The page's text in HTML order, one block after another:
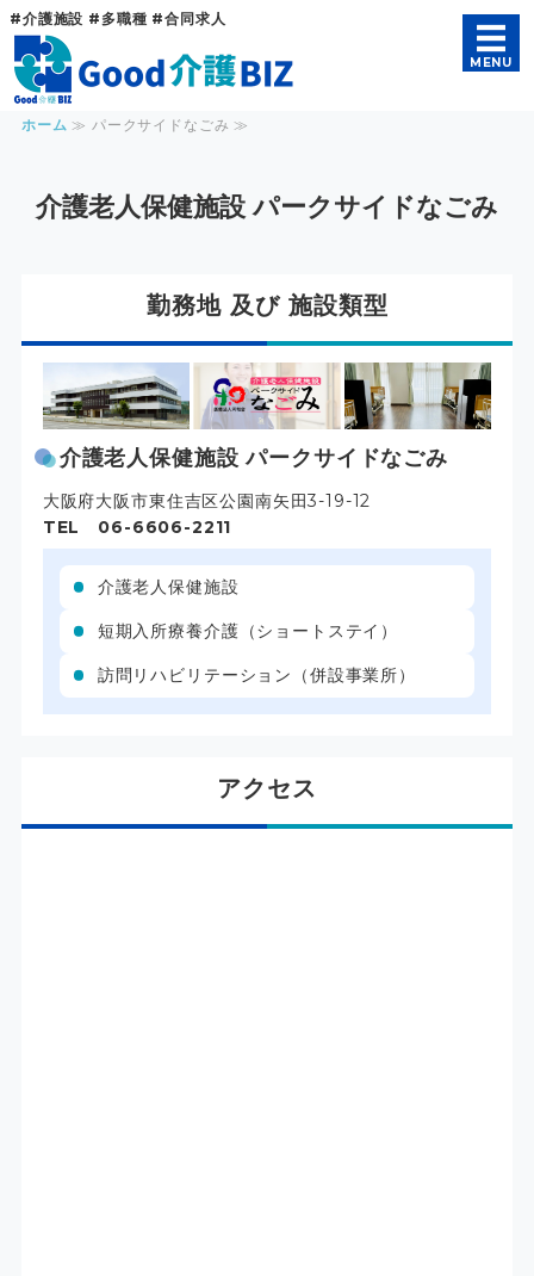
Good介護BIZ
#介護施設 #多職種 #合同求人
MENU
ホーム
募集職種及び勤務地
応募する
ホーム ≫ パークサイドなごみ ≫
介護老人保健施設 パークサイドなごみ
勤務地 及び 施設類型
介護老人保健施設 パークサイドなごみ
大阪府大阪市東住吉区公園南矢田3-19-12
TEL 06-6606-2211
介護老人保健施設
短期入所療養介護（ショートステイ）
訪問リハビリテーション（併設事業所）
アクセス